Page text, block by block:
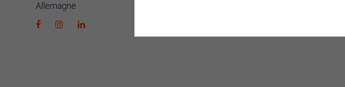
Allemagne